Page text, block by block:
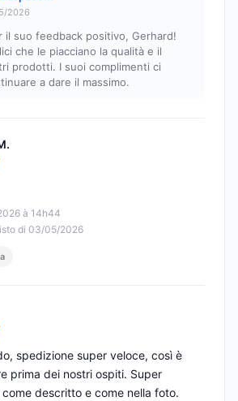
2026
il suo feedback positivo, Gerhard!
che le piacciano la qualità e il
prodotti. I suoi complimenti ci
a dare il massimo.
à 14h44
di 03/05/2026
spedizione super veloce, così è
prima dei nostri ospiti. Super
descritto e come nella foto.